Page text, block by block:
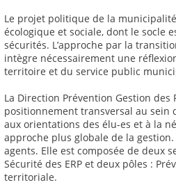
Le projet politique de la
écologique et sociale, dont le socle
sécurités. L’approche par la
intègre nécessairement une
territoire et du service public
La Direction Prévention Gestion des
positionnement transversal au sein
aux orientations des élu-es et à la
approche plus globale de la
agents. Elle est composée de deux
Sécurité des ERP et deux pôles :
territoriale.